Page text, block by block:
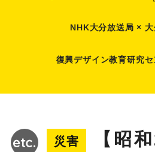
NHK大分放送局 × 大
復興デザイン教育研究
災害
【昭